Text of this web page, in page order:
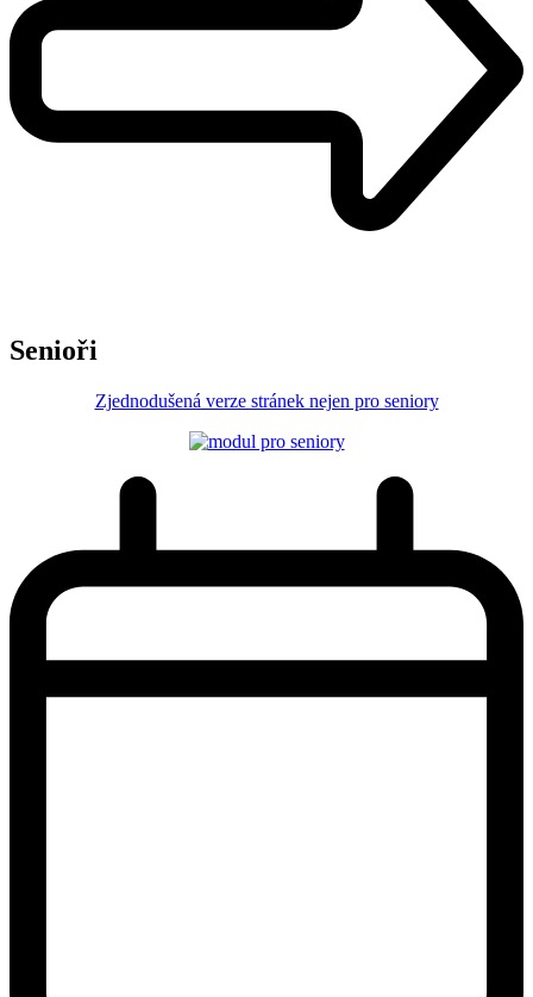
Senioři
Zjednodušená verze stránek nejen pro seniory